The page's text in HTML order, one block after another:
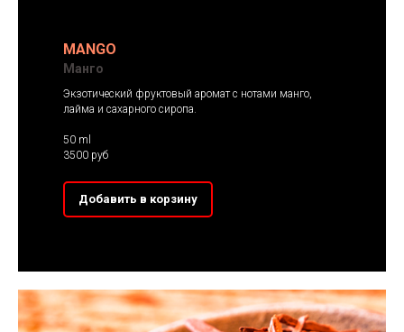
MANGO
Манго
Экзотический фруктовый аромат с нотами манго,
лайма и сахарного сиропа.
50 ml
3500 руб
Добавить в корзину